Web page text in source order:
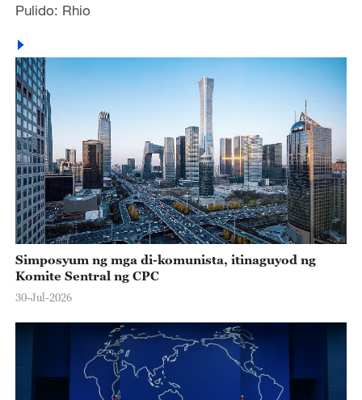
Pulido: Rhio
Simposyum ng mga di-komunista, itinaguyod ng
Komite Sentral ng CPC
30-Jul-2026